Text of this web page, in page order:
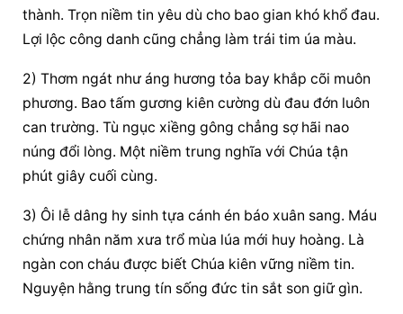
thành. Trọn niềm tin yêu dù cho bao gian khó khổ đau.
Lợi lộc công danh cũng chẳng làm trái tim úa màu.
2) Thơm ngát như áng hương tỏa bay khắp cõi muôn
phương. Bao tấm gương kiên cường dù đau đớn luôn
can trường. Tù ngục xiềng gông chẳng sợ hãi nao
núng đổi lòng. Một niềm trung nghĩa với Chúa tận
phút giây cuối cùng.
3) Ôi lễ dâng hy sinh tựa cánh én báo xuân sang. Máu
chứng nhân năm xưa trổ mùa lúa mới huy hoàng. Là
ngàn con cháu được biết Chúa kiên vững niềm tin.
Nguyện hằng trung tín sống đức tin sắt son giữ gìn.